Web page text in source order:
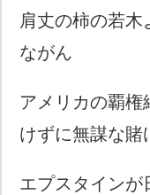
肩丈の柿の若木
ながん
アメリカの覇権
けずに無謀な賭
エプスタインが